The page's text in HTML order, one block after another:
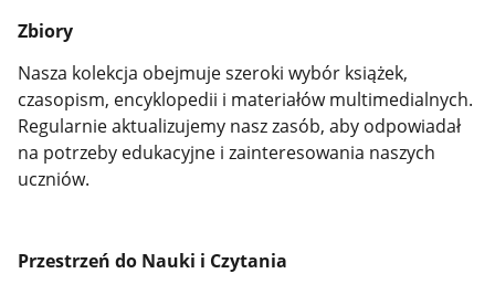
Zbiory
Nasza kolekcja obejmuje szeroki wybór książek,
czasopism, encyklopedii i materiałów multimedialnych.
Regularnie aktualizujemy nasz zasób, aby odpowiadał
na potrzeby edukacyjne i zainteresowania naszych
uczniów.
Przestrzeń do Nauki i Czytania